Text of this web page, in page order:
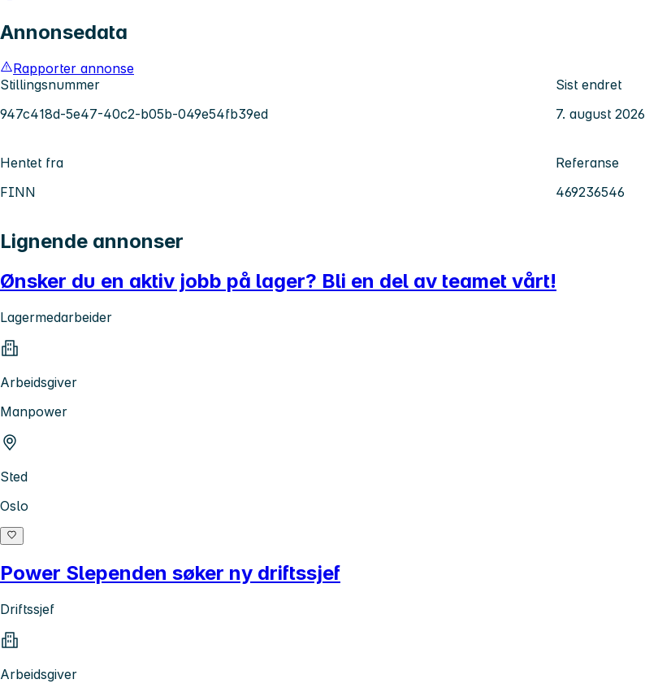
Annonsedata
Rapporter annonse
Stillingsnummer
947c418d-5e47-40c2-b05b-049e54fb39ed
Sist endret
7. august 2026
Hentet fra
FINN
Referanse
469236546
Lignende annonser
Ønsker du en aktiv jobb på lager? Bli en del av teamet vårt!
Lagermedarbeider
Arbeidsgiver
Manpower
Sted
Oslo
Power Slependen søker ny driftssjef
Driftssjef
Arbeidsgiver